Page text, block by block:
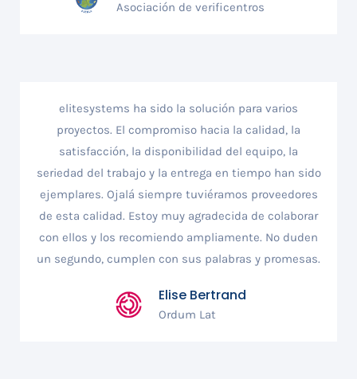
Asociación de verificentros
elitesystems ha sido la solución para varios
proyectos. El compromiso hacia la calidad, la
satisfacción, la disponibilidad del equipo, la
seriedad del trabajo y la entrega en tiempo han sido
ejemplares. Ojalá siempre tuviéramos proveedores
de esta calidad. Estoy muy agradecida de colaborar
con ellos y los recomiendo ampliamente. No duden
un segundo, cumplen con sus palabras y promesas.
Elise Bertrand
Ordum Lat